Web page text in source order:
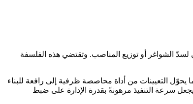
لسدّ الشواغر أو توزيع المناصب. وتقتضي هذه الفلسفة
يحوّل التعيينات من أداة محاصصة ظرفية إلى رافعة للبناء
سرعة التنفيذ مرهونةً بقدرة الإدارة على ضبط